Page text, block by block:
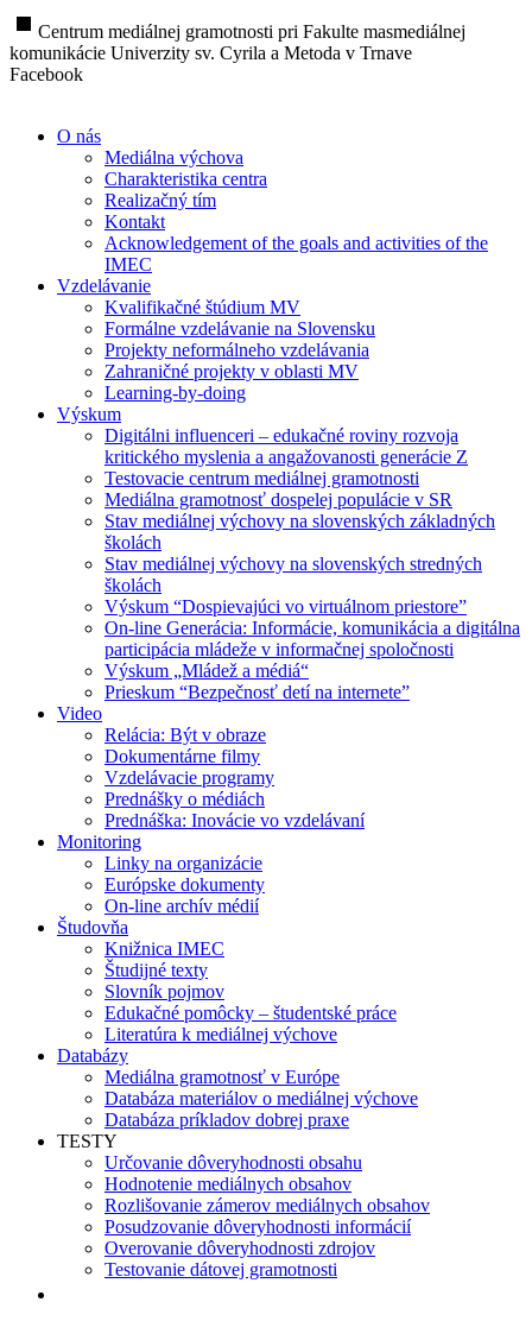
stop Centrum mediálnej gramotnosti pri Fakulte masmediálnej
komunikácie Univerzity sv. Cyrila a Metoda v Trnave
Facebook
O nás
Mediálna výchova
Charakteristika centra
Realizačný tím
Kontakt
Acknowledgement of the goals and activities of the
IMEC
Vzdelávanie
Kvalifikačné štúdium MV
Formálne vzdelávanie na Slovensku
Projekty neformálneho vzdelávania
Zahraničné projekty v oblasti MV
Learning-by-doing
Výskum
Digitálni influenceri – edukačné roviny rozvoja
kritického myslenia a angažovanosti generácie Z
Testovacie centrum mediálnej gramotnosti
Mediálna gramotnosť dospelej populácie v SR
Stav mediálnej výchovy na slovenských základných
školách
Stav mediálnej výchovy na slovenských stredných
školách
Výskum “Dospievajúci vo virtuálnom priestore”
On-line Generácia: Informácie, komunikácia a digitálna
participácia mládeže v informačnej spoločnosti
Výskum „Mládež a médiá“
Prieskum “Bezpečnosť detí na internete”
Video
Relácia: Být v obraze
Dokumentárne filmy
Vzdelávacie programy
Prednášky o médiách
Prednáška: Inovácie vo vzdelávaní
Monitoring
Linky na organizácie
Európske dokumenty
On-line archív médií
Študovňa
Knižnica IMEC
Študijné texty
Slovník pojmov
Edukačné pomôcky – študentské práce
Literatúra k mediálnej výchove
Databázy
Mediálna gramotnosť v Európe
Databáza materiálov o mediálnej výchove
Databáza príkladov dobrej praxe
TESTY
Určovanie dôveryhodnosti obsahu
Hodnotenie mediálnych obsahov
Rozlišovanie zámerov mediálnych obsahov
Posudzovanie dôveryhodnosti informácií
Overovanie dôveryhodnosti zdrojov
Testovanie dátovej gramotnosti